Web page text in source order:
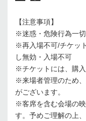
【注意事項】
※迷惑・危険行為一
※再入場不可/チケッ
し無効・入場不可
※チケットには、購入
※来場者管理のため
がございます。
※客席を含む会場の
す。予めご理解の上、